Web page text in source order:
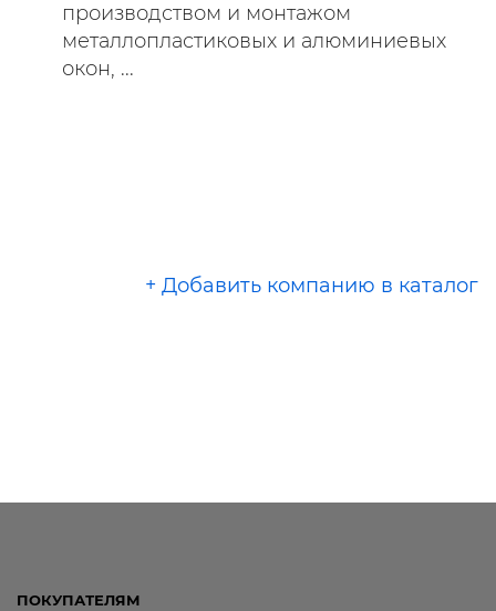
производством и монтажом
металлопластиковых и алюминиевых
окон, ...
+ Добавить компанию в каталог
ПОКУПАТЕЛЯМ